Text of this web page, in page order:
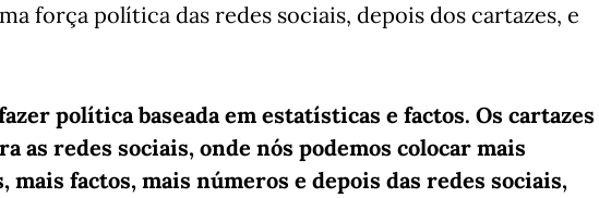
força política das redes sociais, depois dos cartazes, e
política baseada em estatísticas e factos. Os cartazes
as redes sociais, onde nós podemos colocar mais
mais factos, mais números e depois das redes sociais,